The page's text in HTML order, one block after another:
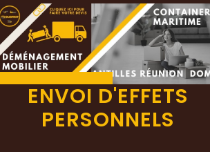
ENVOI D'EFFETS
PERSONNELS